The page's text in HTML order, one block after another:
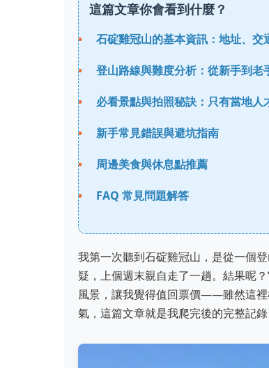
這篇文章你會看到什麼？
石碇雞冠山的基本資訊：地址、交
登山路線與難度分析：從新手到老
必看景點與拍照秘訣：只有當地人
新手常見錯誤與避坑指南
周邊美食與休息點推薦
FAQ 常見問題解答
我第一次聽到石碇雞冠山，是從一個
疑，上個週末親自走了一趟。結果呢
風景，讓我覺得值回票價——雖然這裡
氣，這篇文章就是我爬完後的完整記